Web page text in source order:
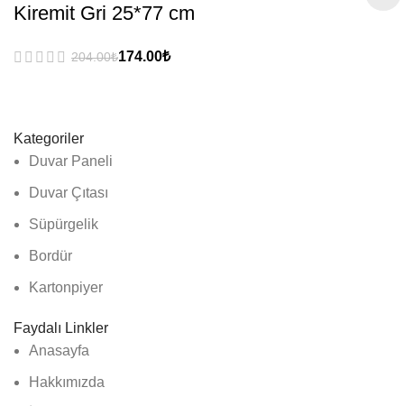
Kiremit Gri 25*77 cm
₺ ₺
Kategoriler
Duvar Paneli
Duvar Çıtası
Süpürgelik
Bordür
Kartonpiyer
Faydalı Linkler
Anasayfa
Hakkımızda